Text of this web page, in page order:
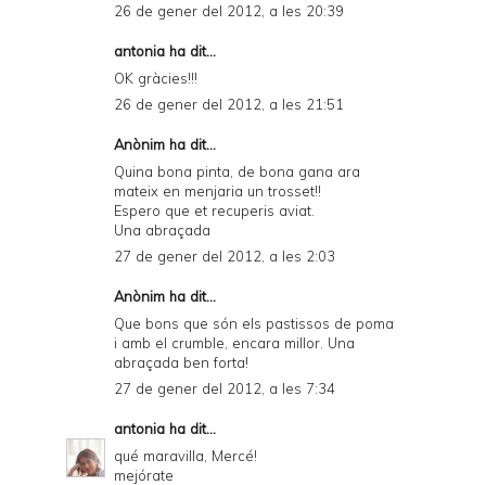
26 de gener del 2012, a les 20:39
antonia ha dit...
OK gràcies!!!
26 de gener del 2012, a les 21:51
Anònim ha dit...
Quina bona pinta, de bona gana ara
mateix en menjaria un trosset!!
Espero que et recuperis aviat.
Una abraçada
27 de gener del 2012, a les 2:03
Anònim ha dit...
Que bons que són els pastissos de poma
i amb el crumble, encara millor. Una
abraçada ben forta!
27 de gener del 2012, a les 7:34
antonia ha dit...
qué maravilla, Mercé!
mejórate